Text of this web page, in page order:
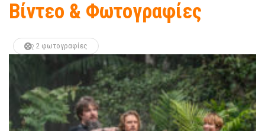
Βίντεο & Φωτογραφίες
2 φωτογραφίες